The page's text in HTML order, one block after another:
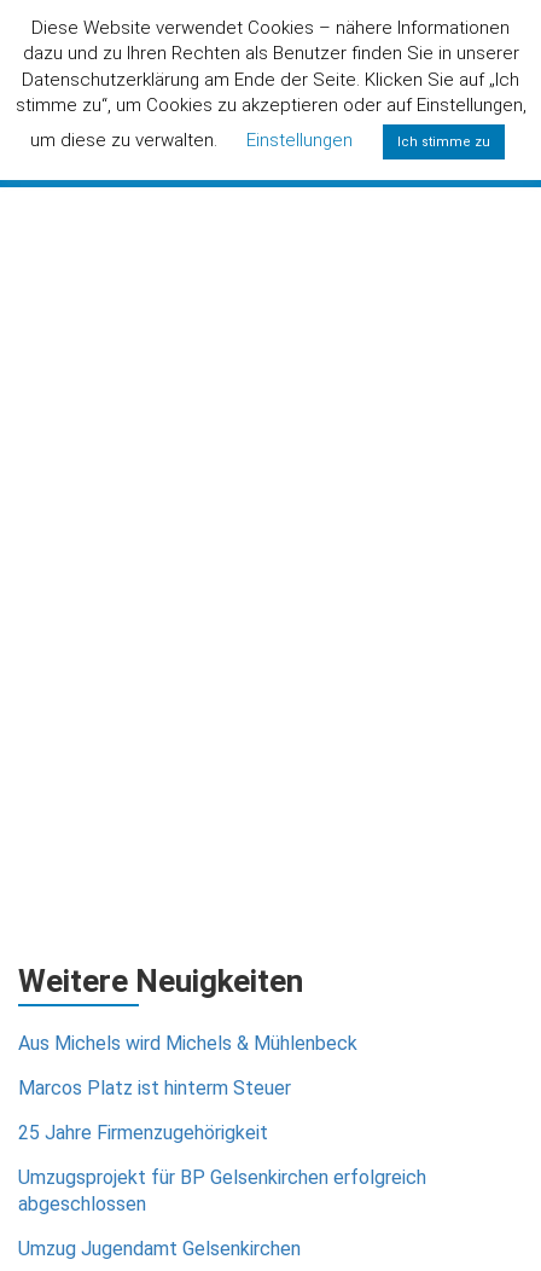
Weitere Neuigkeiten
Aus Michels wird Michels & Mühlenbeck
Marcos Platz ist hinterm Steuer
25 Jahre Firmenzugehörigkeit
Umzugsprojekt für BP Gelsenkirchen erfolgreich
abgeschlossen
Umzug Jugendamt Gelsenkirchen
Diese Website verwendet Cookies – nähere Informationen
dazu und zu Ihren Rechten als Benutzer finden Sie in unserer
Datenschutzerklärung am Ende der Seite. Klicken Sie auf „Ich
stimme zu“, um Cookies zu akzeptieren oder auf Einstellungen,
um diese zu verwalten.
Einstellungen Ich stimme zu